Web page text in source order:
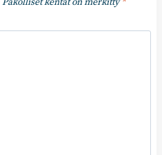
Pakolliset kentät on merkitty*